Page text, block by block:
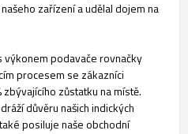
zařízení a udělal dojem na
podavače rovnačky
procesem se zákazníci
zůstatku na místě.
důvěru našich indických
posiluje naše obchodní